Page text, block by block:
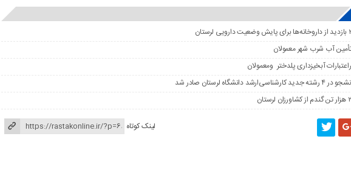
آب شرب شهر معمولان
آبخیزداری پلدختر ومعمولان
لرستان صادر شد
لینک کوتاه